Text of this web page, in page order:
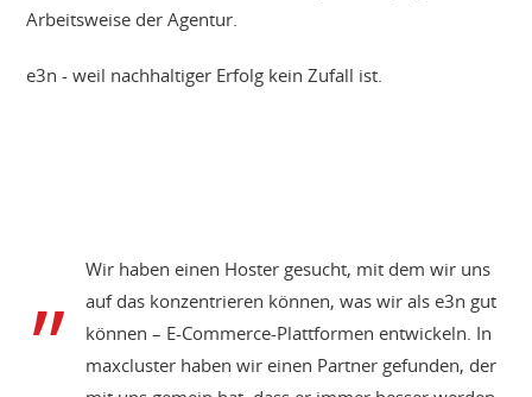
Arbeitsweise der Agentur.
e3n - weil nachhaltiger Erfolg kein Zufall ist.
Wir haben einen Hoster gesucht, mit dem wir uns
auf das konzentrieren können, was wir als e3n gut
können – E-Commerce-Plattformen entwickeln. In
maxcluster haben wir einen Partner gefunden, der